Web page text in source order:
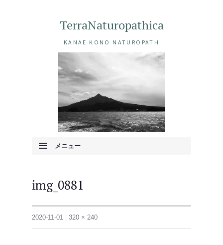
TerraNaturopathica
KANAE KONO NATUROPATH
メニュー
img_0881
2020-11-01 320 × 240